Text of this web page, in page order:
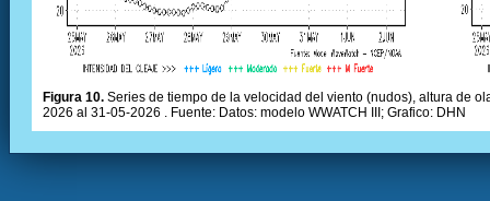
Figura 10. Series de tiempo de la velocidad del viento (nudos), altura de
2026 al 31-05-2026 . Fuente: Datos: modelo WWATCH III; Grafico: DHN